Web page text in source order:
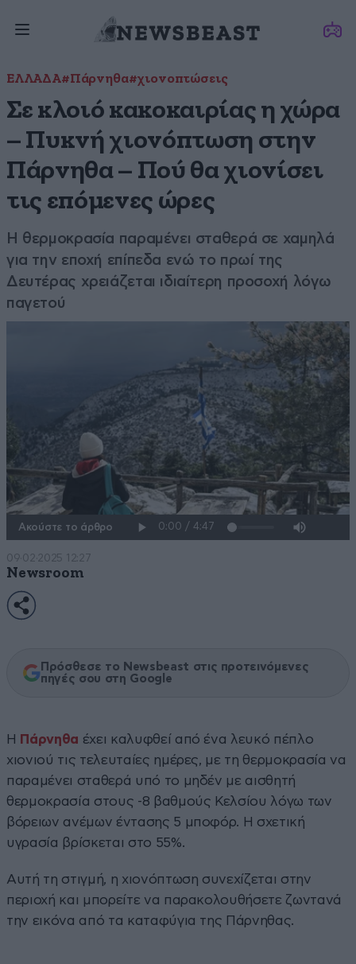
ΕΛΛΑΔΑ#Πάρνηθα#χιονοπτώσεις
Σε κλοιό κακοκαιρίας η χώρα
– Πυκνή χιονόπτωση στην
Πάρνηθα – Πού θα χιονίσει
τις επόμενες ώρες
Η θερμοκρασία παραμένει σταθερά σε χαμηλά
για την εποχή επίπεδα ενώ το πρωί της
Δευτέρας χρειάζεται ιδιαίτερη προσοχή λόγω
παγετού
Ακούστε το άρθρο
09·02·2025 12:27
Newsroom
Πρόσθεσε το Newsbeast στις προτεινόμενες
πηγές σου στη Google
Η Πάρνηθα έχει καλυφθεί από ένα λευκό πέπλο
χιονιού τις τελευταίες ημέρες, με τη θερμοκρασία να
παραμένει σταθερά υπό το μηδέν με αισθητή
θερμοκρασία στους -8 βαθμούς Κελσίου λόγω των
βόρειων ανέμων έντασης 5 μποφόρ. Η σχετική
υγρασία βρίσκεται στο 55%.
Αυτή τη στιγμή, η χιονόπτωση συνεχίζεται στην
περιοχή και μπορείτε να παρακολουθήσετε ζωντανά
την εικόνα από τα καταφύγια της Πάρνηθας.